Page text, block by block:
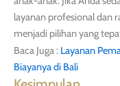
layanan profesional dan
menjadi pilihan yang
Baca Juga : Layanan
Biayanya di Bali